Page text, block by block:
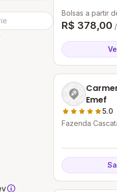
Bolsas a partir
R$ 378,00
Emef
5.0
Fazenda